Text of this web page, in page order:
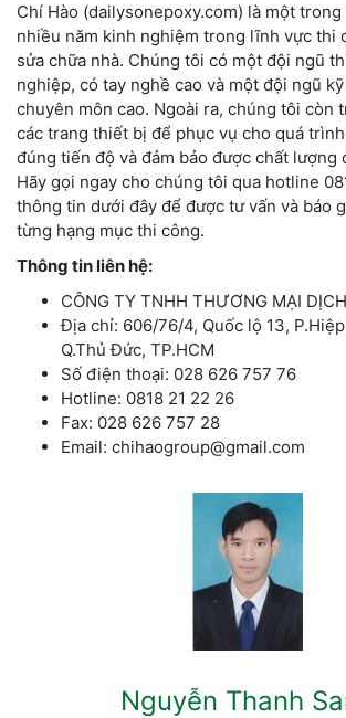
Chí Hào (dailysonepoxy.com) là một
nhiều năm kinh nghiệm trong lĩnh vực thi
sửa chữa nhà. Chúng tôi có một đội ngũ
nghiệp, có tay nghề cao và một đội ngũ
chuyên môn cao. Ngoài ra, chúng tôi còn
các trang thiết bị để phục vụ cho quá
đúng tiến độ và đảm bảo được chất lượng
Hãy gọi ngay cho chúng tôi qua hotline
thông tin dưới đây để được tư vấn và báo
từng hạng mục thi công.
Thông tin liên hệ:
CÔNG TY TNHH THƯƠNG MẠI
Địa chỉ: 606/76/4, Quốc lộ 13,
Q.Thủ Đức, TP.HCM
Số điện thoại: 028 626 757 76
Hotline: 0818 21 22 26
Fax: 028 626 757 28
Email: chihaogroup@gmail.com
Nguyễn Thanh